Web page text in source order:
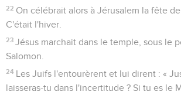
22 On célébrait alors à Jérusalem la fête
C'était l'hiver.
23 Jésus marchait dans le temple, sous le
Salomon.
24 Les Juifs l'entourèrent et lui dirent : «
laisseras-tu dans l'incertitude ? Si tu es le